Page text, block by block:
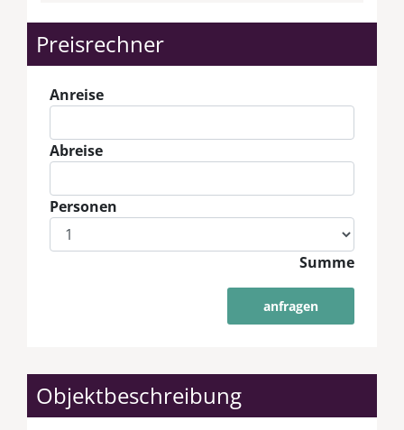
Preisrechner
Anreise
Abreise
Personen
Summe
anfragen
Objektbeschreibung